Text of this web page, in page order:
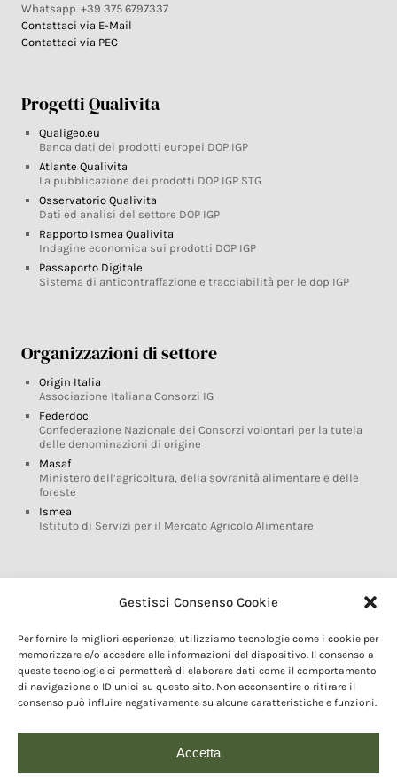
Gestisci Consenso Cookie
Per fornire le migliori esperienze, utilizziamo tecnologie come i cookie per
memorizzare e/o accedere alle informazioni del dispositivo. Il consenso a
queste tecnologie ci permetterà di elaborare dati come il comportamento
di navigazione o ID unici su questo sito. Non acconsentire o ritirare il
consenso può influire negativamente su alcune caratteristiche e funzioni.
Accetta
Whatsapp. +39 375 6797337
Contattaci via E-Mail
Contattaci via PEC
Progetti Qualivita
Qualigeo.eu
Banca dati dei prodotti europei DOP IGP
Atlante Qualivita
La pubblicazione dei prodotti DOP IGP STG
Osservatorio Qualivita
Dati ed analisi del settore DOP IGP
Rapporto Ismea Qualivita
Indagine economica sui prodotti DOP IGP
Passaporto Digitale
Sistema di anticontraffazione e tracciabilità per le dop IGP
Organizzazioni di settore
Origin Italia
Associazione Italiana Consorzi IG
Federdoc
Confederazione Nazionale dei Consorzi volontari per la tutela
delle denominazioni di origine
Masaf
Ministero dell’agricoltura, della sovranità alimentare e delle
foreste
Ismea
Istituto di Servizi per il Mercato Agricolo Alimentare
Glossario DOP IGP
Marchi DOP IGP
Normativa prodotti DOP IGP
Consorzi di Tutela
Farm To Fork e prodotti DOP IGP